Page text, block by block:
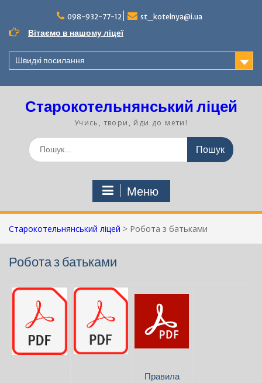
вмісту
098-932-77-12 st_kotelnya@i.ua
Вітаємо в нашому ліцеї
Швидкі посилання
Старокотельнянський ліцей
Учись, твори, йди до мети!
Шукати:
Меню
Старокотельнянський ліцей > Робота з батьками
Робота з батьками
Правила